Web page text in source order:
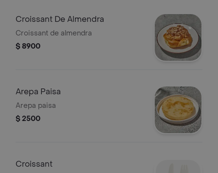
Croissant De Almendra
Croissant de almendra
$ 8900
Arepa Paisa
Arepa paisa
$ 2500
Croissant